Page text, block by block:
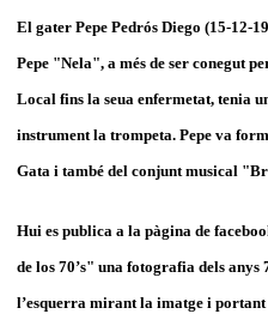
El gater Pepe Pedrós Diego (15-12-
Pepe "Nela", a més de ser conegut
Local fins la seua enfermetat, tenia
instrument la trompeta. Pepe va
Gata i també del conjunt musical
Hui es publica a la pàgina de
de los 70’s" una fotografia dels
l’esquerra mirant la imatge i